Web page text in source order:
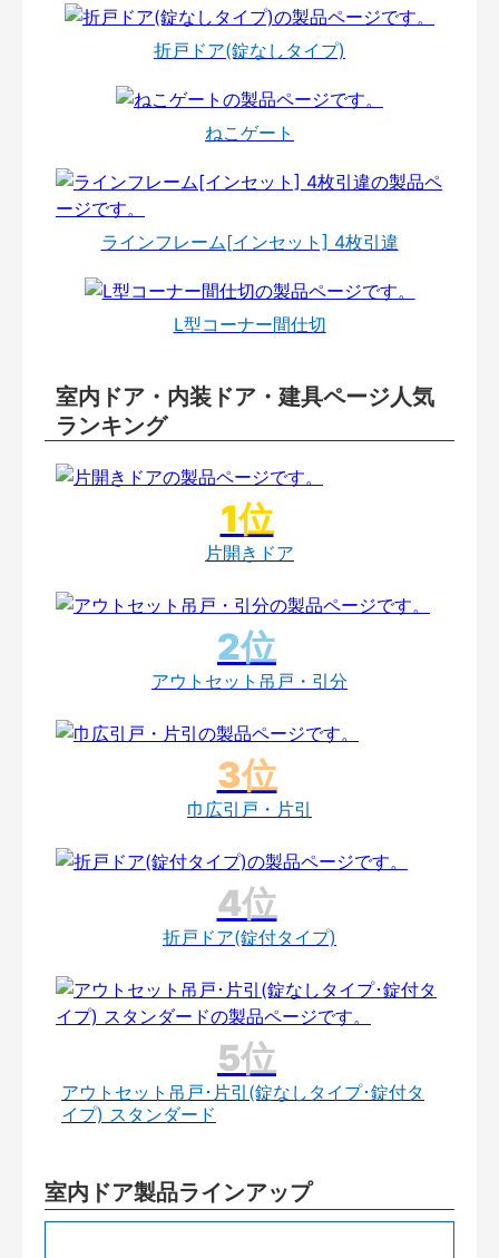
折戸ドア(錠なしタイプ)
ねこゲート
ラインフレーム[インセット] 4枚引違
L型コーナー間仕切
室内ドア・内装ドア・建具ページ人気
ランキング
片開きドア
アウトセット吊戸・引分
巾広引戸・片引
折戸ドア(錠付タイプ)
アウトセット吊戸･片引(錠なしタイプ･錠付タ
イプ) スタンダード
室内ドア製品ラインアップ